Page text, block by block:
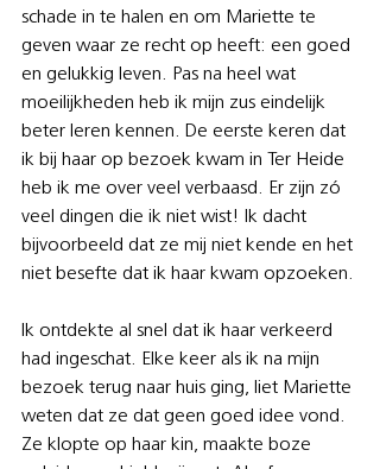
schade in te halen en om Mariette te
geven waar ze recht op heeft: een goed
en gelukkig leven. Pas na heel wat
moeilijkheden heb ik mijn zus eindelijk
beter leren kennen. De eerste keren dat
ik bij haar op bezoek kwam in Ter Heide
heb ik me over veel verbaasd. Er zijn zó
veel dingen die ik niet wist! Ik dacht
bijvoorbeeld dat ze mij niet kende en het
niet besefte dat ik haar kwam opzoeken.
Ik ontdekte al snel dat ik haar verkeerd
had ingeschat. Elke keer als ik na mijn
bezoek terug naar huis ging, liet Mariette
weten dat ze dat geen goed idee vond.
Ze klopte op haar kin, maakte boze